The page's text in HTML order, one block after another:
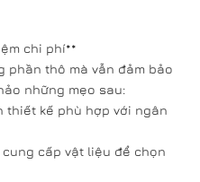
chi phí**
phần thô mà vẫn đảm bảo
những mẹo sau:
thiết kế phù hợp với ngân
cấp vật liệu để chọn